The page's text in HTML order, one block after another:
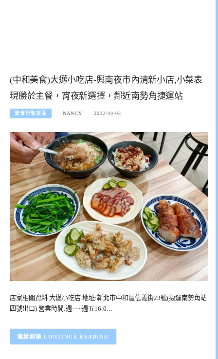
(中和美食)大邁小吃店-興南夜市內清新小店,小菜表
現勝於主餐，宵夜新選擇，鄰近南勢角捷運站
愛食記暫放區 NANCY 2022-09-03
店家相關資料 大邁小吃店 地址:新北市中和區信義街23號(捷運南勢角站
四號出口) 營業時間:週一~週五16:0…
CONTINUE READING